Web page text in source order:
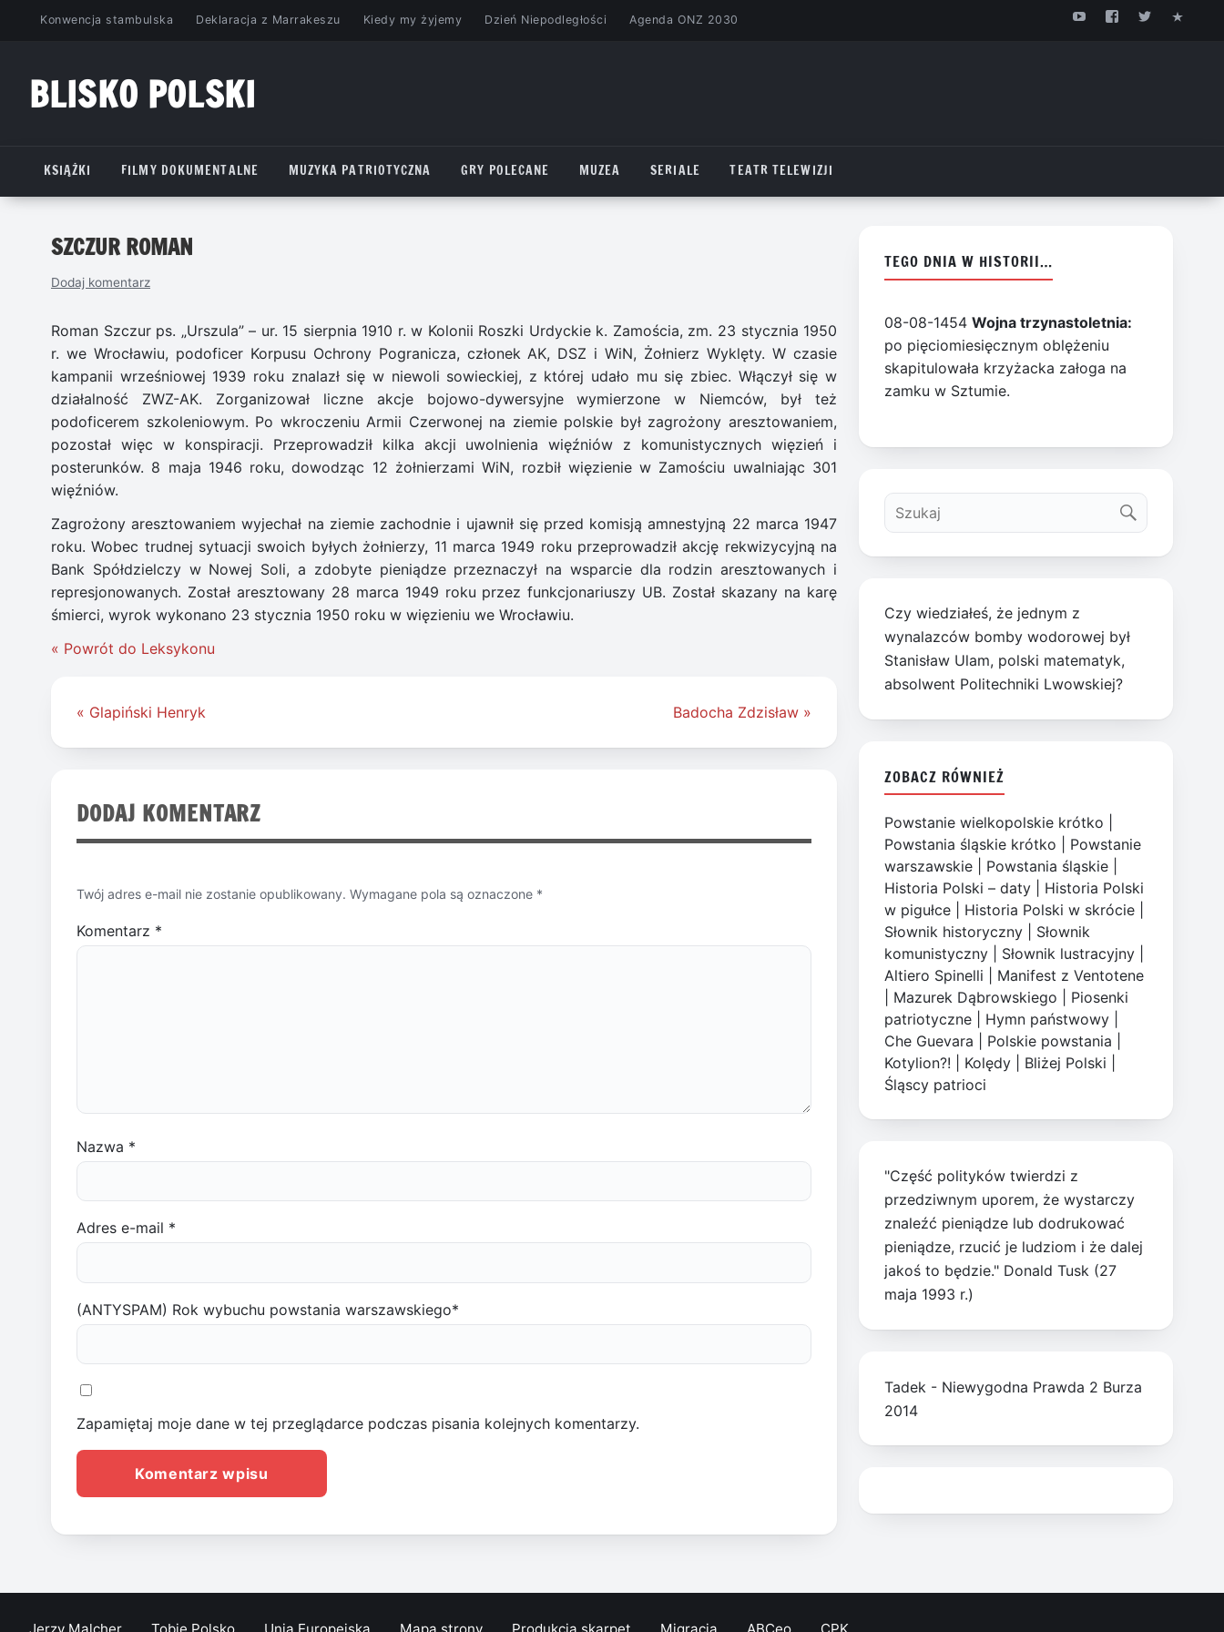
PrzejdźKonwencja stambulska Deklaracja z Marrakeszu Kiedy my żyjemy Dzień Niepodległości Agenda ONZ 2030
BLISKO POLSKI
KSIĄŻKI
FILMY DOKUMENTALNE MUZYKA PATRIOTYCZNA GRY POLECANE MUZEA SERIALE TEATR TELEWIZJI
SZCZUR ROMAN
Dodaj komentarz
Roman Szczur ps. „Urszula” – ur. 15 sierpnia 1910 r. w Kolonii Roszki Urdyckie k. Zamościa, zm. 23 stycznia 1950
r. we Wrocławiu, podoficer Korpusu Ochrony Pogranicza, członek AK, DSZ i WiN, Żołnierz Wyklęty. W czasie
kampanii wrześniowej 1939 roku znalazł się w niewoli sowieckiej, z której udało mu się zbiec. Włączył się w
działalność ZWZ-AK. Zorganizował liczne akcje bojowo-dywersyjne wymierzone w Niemców, był też
podoficerem szkoleniowym. Po wkroczeniu Armii Czerwonej na ziemie polskie był zagrożony aresztowaniem,
pozostał więc w konspiracji. Przeprowadził kilka akcji uwolnienia więźniów z komunistycznych więzień i
posterunków. 8 maja 1946 roku, dowodząc 12 żołnierzami WiN, rozbił więzienie w Zamościu uwalniając 301
więźniów.
Zagrożony aresztowaniem wyjechał na ziemie zachodnie i ujawnił się przed komisją amnestyjną 22 marca 1947
roku. Wobec trudnej sytuacji swoich byłych żołnierzy, 11 marca 1949 roku przeprowadził akcję rekwizycyjną na
Bank Spółdzielczy w Nowej Soli, a zdobyte pieniądze przeznaczył na wsparcie dla rodzin aresztowanych i
represjonowanych. Został aresztowany 28 marca 1949 roku przez funkcjonariuszy UB. Został skazany na karę
śmierci, wyrok wykonano 23 stycznia 1950 roku w więzieniu we Wrocławiu.
« Powrót do Leksykonu
Nawigacja
« Glapiński Henryk Badocha Zdzisław »
DODAJ KOMENTARZ
Twój adres e-mail nie zostanie opublikowany. Wymagane pola są oznaczone *
Komentarz *
Nazwa *
Adres e-mail *
(ANTYSPAM) Rok wybuchu powstania warszawskiego*
Zapamiętaj moje dane w tej przeglądarce podczas pisania kolejnych komentarzy.
TEGO DNIA W HISTORII…
08-08-1454Wojna trzynastoletnia:
po pięciomiesięcznym oblężeniu
skapitulowała krzyżacka załoga na
zamku w Sztumie.
Czy wiedziałeś, że jednym z
wynalazców bomby wodorowej był
Stanisław Ulam, polski matematyk,
absolwent Politechniki Lwowskiej?
ZOBACZ RÓWNIEŻ
Powstanie wielkopolskie krótko
Powstania śląskie krótko
Powstanie
warszawskie
Powstania śląskie
Historia Polski – daty
Historia Polski
w pigułce
Historia Polski w skrócie
Słownik historyczny
Słownik
komunistyczny
Słownik lustracyjny
Altiero Spinelli
Manifest z Ventotene
Mazurek Dąbrowskiego
Piosenki
patriotyczne
Hymn państwowy
Che Guevara
Polskie powstania
Kotylion?!
Kolędy Bliżej Polski
Śląscy patrioci
"Część polityków twierdzi z
przedziwnym uporem, że wystarczy
znaleźć pieniądze lub dodrukować
pieniądze, rzucić je ludziom i że dalej
jakoś to będzie." Donald Tusk (27
maja 1993 r.)
Tadek - Niewygodna Prawda 2 Burza
2014